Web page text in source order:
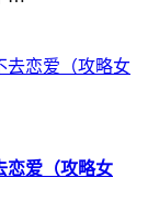
恋爱（攻略女